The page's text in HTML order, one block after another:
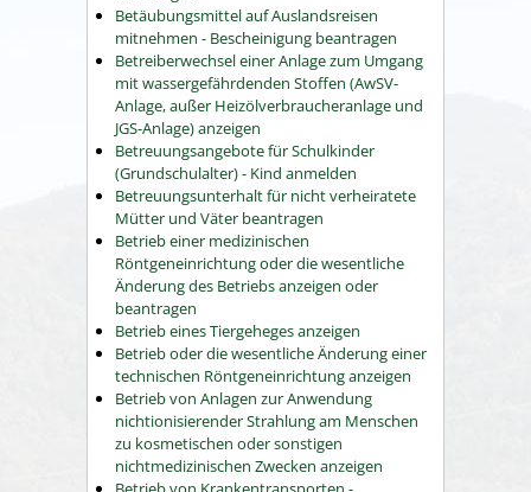
Betäubungsmittel auf Auslandsreisen
mitnehmen - Bescheinigung beantragen
Betreiberwechsel einer Anlage zum Umgang
mit wassergefährdenden Stoffen (AwSV-
Anlage, außer Heizölverbraucheranlage und
JGS-Anlage) anzeigen
Betreuungsangebote für Schulkinder
(Grundschulalter) - Kind anmelden
Betreuungsunterhalt für nicht verheiratete
Mütter und Väter beantragen
Betrieb einer medizinischen
Röntgeneinrichtung oder die wesentliche
Änderung des Betriebs anzeigen oder
beantragen
Betrieb eines Tiergeheges anzeigen
Betrieb oder die wesentliche Änderung einer
technischen Röntgeneinrichtung anzeigen
Betrieb von Anlagen zur Anwendung
nichtionisierender Strahlung am Menschen
zu kosmetischen oder sonstigen
nichtmedizinischen Zwecken anzeigen